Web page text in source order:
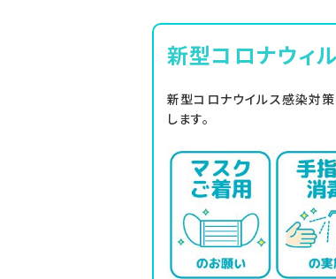
新型コロナウィ
新型コロナウイルス感染対
します。